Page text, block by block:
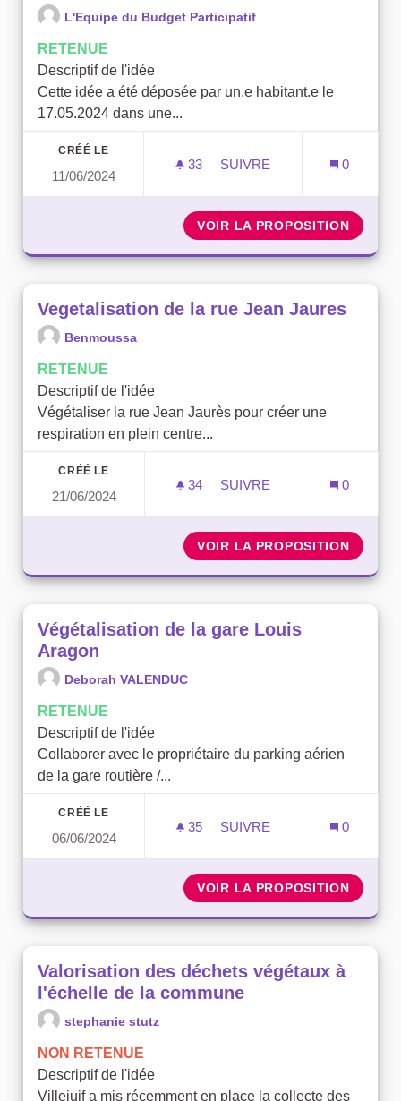
L'Equipe du Budget Participatif
RETENUE
Descriptif de l'idée
Cette idée a été déposée par un.e habitant.e le
17.05.2024 dans une...
CRÉÉ LE
11/06/2024
33 33 ABONNÉS
SUIVRE
0
VOIR LA PROPOSITION
Vegetalisation de la rue Jean Jaures
Benmoussa
RETENUE
Descriptif de l'idée
Végétaliser la rue Jean Jaurès pour créer une
respiration en plein centre...
CRÉÉ LE
21/06/2024
34 34 ABONNÉS
SUIVRE
0
VOIR LA PROPOSITION
Végétalisation de la gare Louis
Aragon
Deborah VALENDUC
RETENUE
Descriptif de l'idée
Collaborer avec le propriétaire du parking aérien
de la gare routière /...
CRÉÉ LE
06/06/2024
35 35 ABONNÉS
SUIVRE
0
VOIR LA PROPOSITION
Valorisation des déchets végétaux à
l'échelle de la commune
stephanie stutz
NON RETENUE
Descriptif de l'idée
Villejuif a mis récemment en place la collecte des